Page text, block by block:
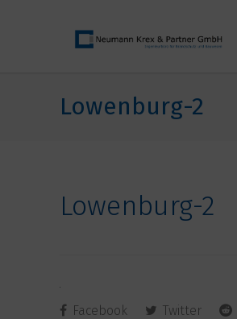
Lowenburg-2
Lowenburg-2
Facebook Twitter